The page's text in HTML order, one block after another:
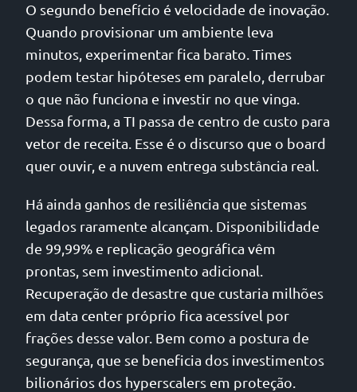
O segundo benefício é velocidade de inovação.
Quando provisionar um ambiente leva
minutos, experimentar fica barato. Times
podem testar hipóteses em paralelo, derrubar
o que não funciona e investir no que vinga.
Dessa forma, a TI passa de centro de custo para
vetor de receita. Esse é o discurso que o board
quer ouvir, e a nuvem entrega substância real.
Há ainda ganhos de resiliência que sistemas
legados raramente alcançam. Disponibilidade
de 99,99% e replicação geográfica vêm
prontas, sem investimento adicional.
Recuperação de desastre que custaria milhões
em data center próprio fica acessível por
frações desse valor. Bem como a postura de
segurança, que se beneficia dos investimentos
bilionários dos hyperscalers em proteção.